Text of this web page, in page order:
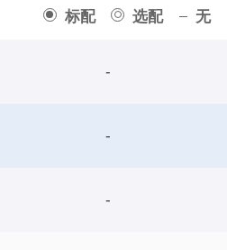
标配 选配 无
-
-
-